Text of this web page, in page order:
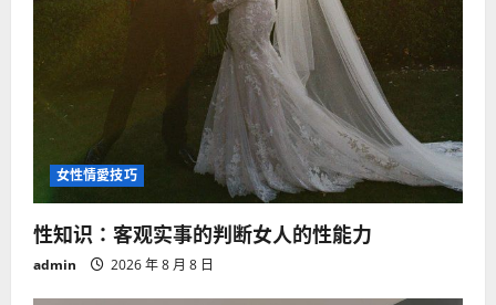
女性情愛技巧
性知识：客观实事的判断女人的性能力
admin 2026 年 8 月 8 日